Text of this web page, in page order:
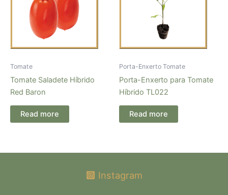
Tomate
Tomate Saladete Híbrido
Red Baron
Read more
Porta-Enxerto Tomate
Porta-Enxerto para Tomate
Híbrido TL022
Read more
Instagram